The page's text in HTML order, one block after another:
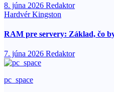
8. júna 2026 Redaktor
HardvérKingston
RAM pre servery: Základ, čo
7. júna 2026 Redaktor
pc_space